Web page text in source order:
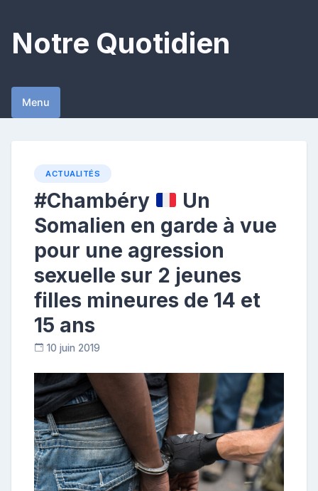
content
Notre Quotidien
Menu
ACTUALITÉS
#Chambéry
Un
Somalien en garde à vue
pour une agression
sexuelle sur 2 jeunes
filles mineures de 14 et
15 ans
10 juin 2019
r
i
b
u
t